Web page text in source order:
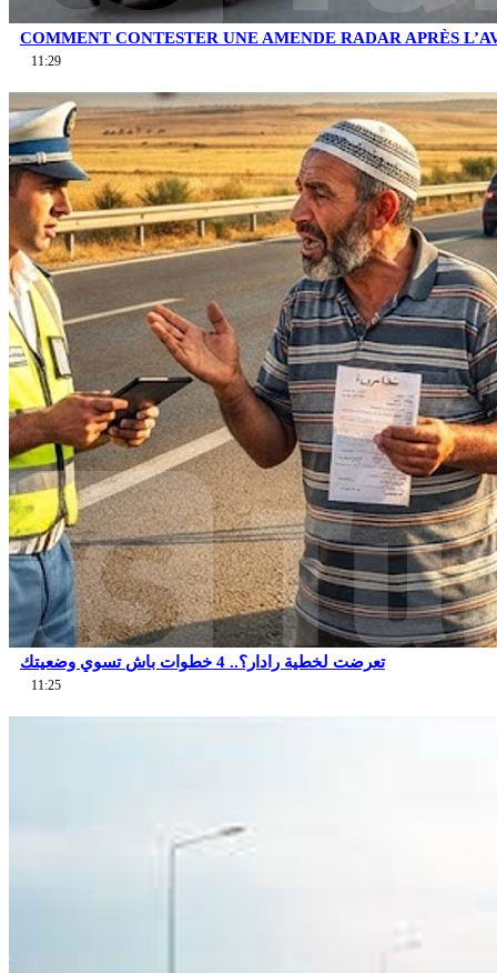
COMMENT CONTESTER UNE AMENDE RADAR APRÈS
11:29
تعرضت لخطية رادار؟.. 4 خطوات باش تسوي وضعيتك
11:25